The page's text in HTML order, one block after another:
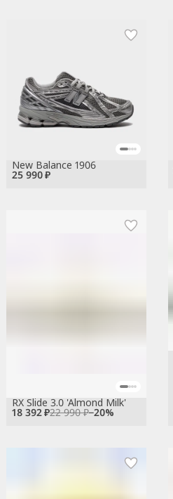
25 990 ₽
New Balance 1906
18 392 ₽22 990 ₽−20%
RX Slide 3.0 'Almond Milk'